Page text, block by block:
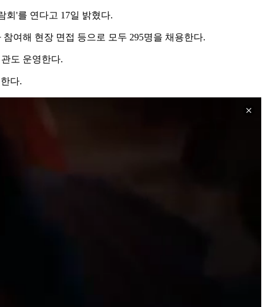
회'를 연다고 17일 밝혔다.
여해 현장 면접 등으로 모두 295명을 채용한다.
도 운영한다.
다.